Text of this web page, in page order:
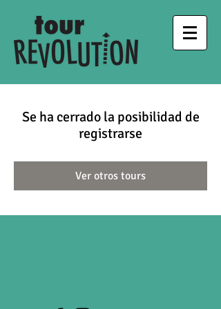
Se ha cerrado la posibilidad de
registrarse
Ver otros tours